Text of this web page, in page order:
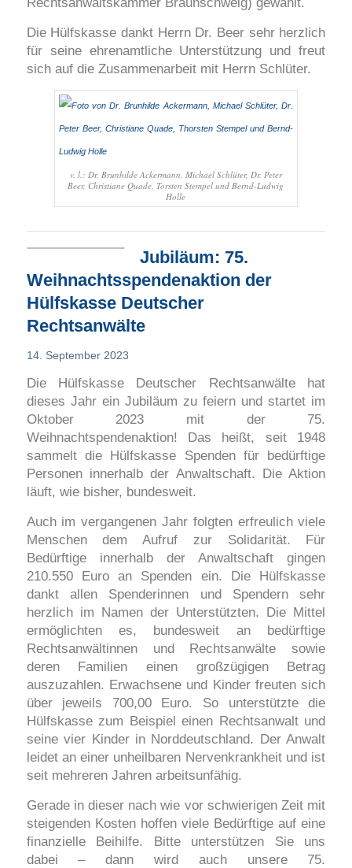
Die Hülfskasse dankt Herrn Dr. Beer sehr herzlich
für seine ehrenamtliche Unterstützung und freut
sich auf die Zusammenarbeit mit Herrn Schlüter.
v. l.: Dr. Brunhilde Ackermann, Michael Schlüter, Dr. Peter
Beer, Christiane Quade, Torsten Stempel und Bernd-Ludwig
Holle
Jubiläum: 75.
Weihnachtsspendenaktion der
Hülfskasse Deutscher
Rechtsanwälte
14. September 2023
Die Hülfskasse Deutscher Rechtsanwälte hat
dieses Jahr ein Jubiläum zu feiern und startet im
Oktober 2023 mit der 75.
Weihnachtspendenaktion! Das heißt, seit 1948
sammelt die Hülfskasse Spenden für bedürftige
Personen innerhalb der Anwaltschaft. Die Aktion
läuft, wie bisher, bundesweit.
Auch im vergangenen Jahr folgten erfreulich viele
Menschen dem Aufruf zur Solidarität. Für
Bedürftige innerhalb der Anwaltschaft gingen
210.550 Euro an Spenden ein. Die Hülfskasse
dankt allen Spenderinnen und Spendern sehr
herzlich im Namen der Unterstützten. Die Mittel
ermöglichten es, bundesweit an bedürftige
Rechtsanwältinnen und Rechtsanwälte sowie
deren Familien einen großzügigen Betrag
auszuzahlen. Erwachsene und Kinder freuten sich
über jeweils 700,00 Euro. So unterstützte die
Hülfskasse zum Beispiel einen Rechtsanwalt und
seine vier Kinder in Norddeutschland. Der Anwalt
leidet an einer unheilbaren Nervenkrankheit und ist
seit mehreren Jahren arbeitsunfähig.
Gerade in dieser nach wie vor schwierigen Zeit mit
steigenden Kosten hoffen viele Bedürftige auf eine
finanzielle Beihilfe. Bitte unterstützen Sie uns
dabei – dann wird auch unsere 75.